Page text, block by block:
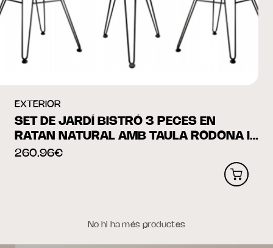
EXTERIOR
SET DE JARDÍ BISTRÓ 3 PECES EN
RATAN NATURAL AMB TAULA RODONA I
COIXINS
260.96€
No hi ha més productes